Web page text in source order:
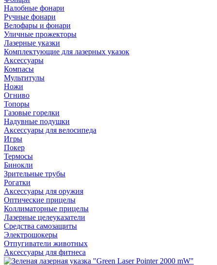
Налобные фонари
Ручные фонари
Велофары и фонари
Уличные прожекторы
Лазерные указки
Комплектующие для лазерных указок
Аксессуары
Компасы
Мультитулы
Ножи
Огниво
Топоры
Газовые горелки
Надувные подушки
Аксессуары для велосипеда
Игры
Покер
Термосы
Бинокли
Зрительные трубы
Рогатки
Аксессуары для оружия
Оптические прицелы
Коллиматорные прицелы
Лазерные целеуказатели
Средства самозащиты
Электрошокеры
Отпугиватели животных
Аксессуары для фитнеса